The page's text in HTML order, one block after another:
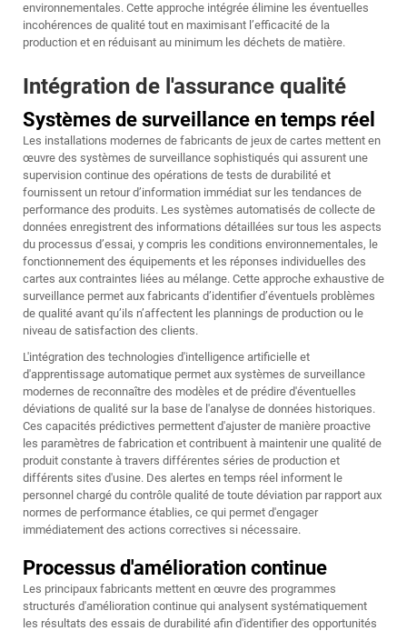
environnementales. Cette approche intégrée élimine les éventuelles
incohérences de qualité tout en maximisant l’efficacité de la
production et en réduisant au minimum les déchets de matière.
Intégration de l'assurance qualité
Systèmes de surveillance en temps réel
Les installations modernes de fabricants de jeux de cartes mettent en
œuvre des systèmes de surveillance sophistiqués qui assurent une
supervision continue des opérations de tests de durabilité et
fournissent un retour d’information immédiat sur les tendances de
performance des produits. Les systèmes automatisés de collecte de
données enregistrent des informations détaillées sur tous les aspects
du processus d’essai, y compris les conditions environnementales, le
fonctionnement des équipements et les réponses individuelles des
cartes aux contraintes liées au mélange. Cette approche exhaustive de
surveillance permet aux fabricants d’identifier d’éventuels problèmes
de qualité avant qu’ils n’affectent les plannings de production ou le
niveau de satisfaction des clients.
L'intégration des technologies d'intelligence artificielle et
d'apprentissage automatique permet aux systèmes de surveillance
modernes de reconnaître des modèles et de prédire d'éventuelles
déviations de qualité sur la base de l'analyse de données historiques.
Ces capacités prédictives permettent d'ajuster de manière proactive
les paramètres de fabrication et contribuent à maintenir une qualité de
produit constante à travers différentes séries de production et
différents sites d'usine. Des alertes en temps réel informent le
personnel chargé du contrôle qualité de toute déviation par rapport aux
normes de performance établies, ce qui permet d'engager
immédiatement des actions correctives si nécessaire.
Processus d'amélioration continue
Les principaux fabricants mettent en œuvre des programmes
structurés d'amélioration continue qui analysent systématiquement
les résultats des essais de durabilité afin d'identifier des opportunités